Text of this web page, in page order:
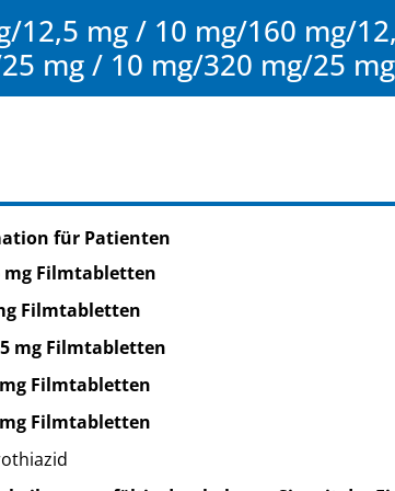
mg / 10 mg/160 mg/
mg / 10 mg/320 mg/25
für Patienten
mg Filmtabletten
Filmtabletten
mg Filmtabletten
Filmtabletten
Filmtabletten